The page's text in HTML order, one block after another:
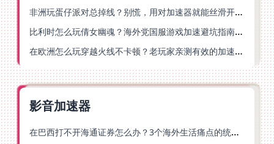
非洲玩蛋仔派对总掉线？别慌，用对加速器就能丝滑开跑！
比利时怎么玩倩女幽魂？海外党国服游戏加速避坑指南（附实测推荐）
在欧洲怎么玩穿越火线不卡顿？老玩家亲测有效的加速器选择指南
影音加速器
在巴西打不开海通证券怎么办？3个海外生活痛点的统一解决方案